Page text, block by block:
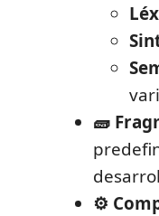
🧱
⚙️